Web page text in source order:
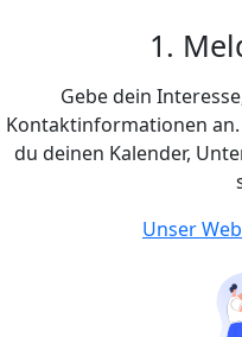
1.
Gebe dein
Kontaktinformationen
du deinen Kalender,
Unser